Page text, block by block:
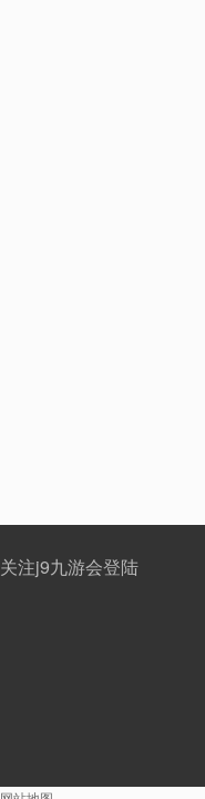
关注j9九游会登陆